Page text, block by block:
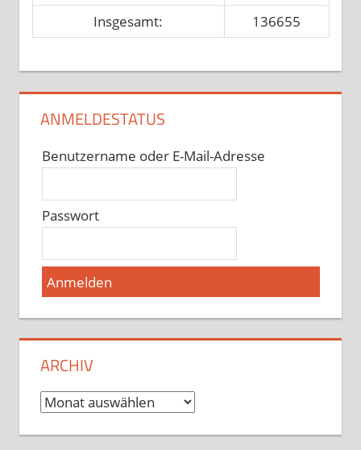
Insgesamt:
136655
ANMELDESTATUS
Benutzername oder E-Mail-Adresse
Passwort
ARCHIV
Archiv